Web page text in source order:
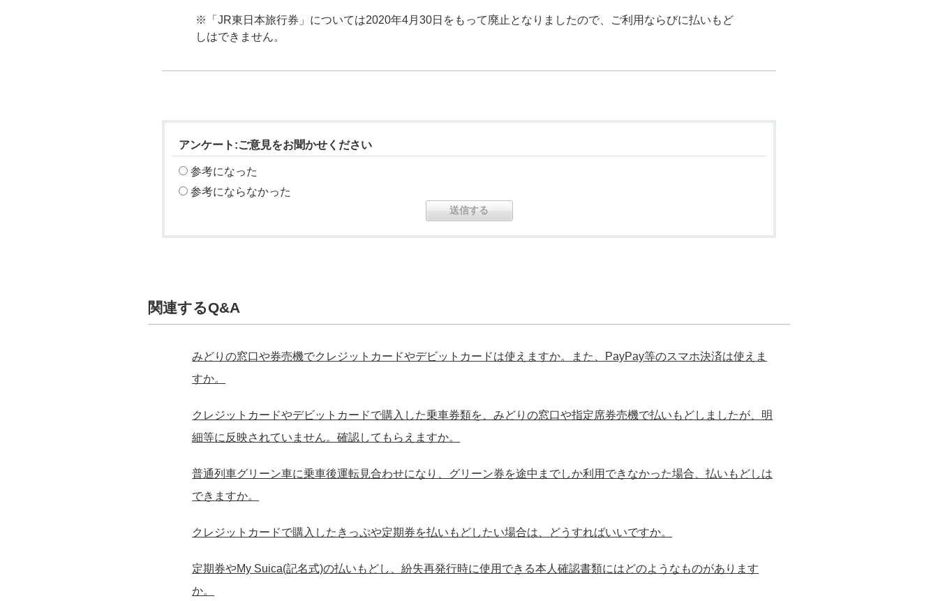
※「JR東日本旅行券」については2020年4月30日をもって廃止となりましたので、ご利用ならびに払いもど
しはできません。
アンケート:ご意見をお聞かせください
参考になった
参考にならなかった
関連するQ&A
みどりの窓口や券売機でクレジットカードやデビットカードは使えますか。また、PayPay等のスマホ決済は使えま
すか。
クレジットカードやデビットカードで購入した乗車券類を、みどりの窓口や指定席券売機で払いもどしましたが、明
細等に反映されていません。確認してもらえますか。
普通列車グリーン車に乗車後運転見合わせになり、グリーン券を途中までしか利用できなかった場合、払いもどしは
できますか。
クレジットカードで購入したきっぷや定期券を払いもどしたい場合は、どうすればいいですか。
定期券やMy Suica(記名式)の払いもどし、紛失再発行時に使用できる本人確認書類にはどのようなものがあります
か。